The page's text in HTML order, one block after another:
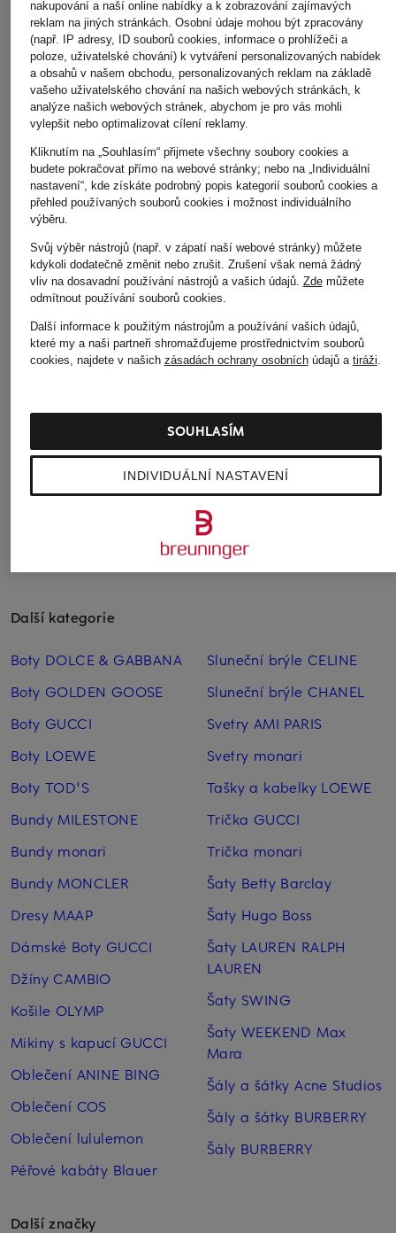
BOSS
2 160 Kč
BOSS
od 2 000 Kč
BOSS
Nejnižší cena:2 250
Další kategorie
Boty DOLCE & GABBANA
Boty GOLDEN GOOSE
Boty GUCCI
Boty LOEWE
Boty TOD'S
Bundy MILESTONE
Bundy monari
Bundy MONCLER
Dresy MAAP
Dámské Boty GUCCI
Džíny CAMBIO
Košile OLYMP
Mikiny s kapucí GUCCI
Oblečení ANINE BING
Oblečení COS
Oblečení lululemon
Péřové kabáty Blauer
Sluneční brýle CELINE
Sluneční brýle CHANEL
Svetry AMI PARIS
Svetry monari
Tašky a kabelky LOEWE
Trička GUCCI
Trička monari
Šaty Betty Barclay
Šaty Hugo Boss
Šaty LAUREN RALPH
LAUREN
Šaty SWING
Šaty WEEKEND Max
Mara
Šály a šátky Acne Studios
Šály a šátky BURBERRY
Šály BURBERRY
Další značky
nakupování a naší online nabídky a k zobrazování zajímavých
reklam na jiných stránkách. Osobní údaje mohou být zpracovány
(např. IP adresy, ID souborů cookies, informace o prohlížeči a
poloze, uživatelské chování) k vytváření personalizovaných nabídek
a obsahů v našem obchodu, personalizovaných reklam na základě
vašeho uživatelského chování na našich webových stránkách, k
analýze našich webových stránek, abychom je pro vás mohli
vylepšit nebo optimalizovat cílení reklamy.
Kliknutím na „Souhlasím“ přijmete všechny soubory cookies a
budete pokračovat přímo na webové stránky; nebo na „Individuální
nastavení“, kde získáte podrobný popis kategorií souborů cookies a
přehled používaných souborů cookies i možnost individuálního
výběru.
Svůj výběr nástrojů (např. v zápatí naší webové stránky) můžete
kdykoli dodatečně změnit nebo zrušit. Zrušení však nemá žádný
vliv na dosavadní používání nástrojů a vašich údajů. Zdemůžete
odmítnout používání souborů cookies.
Další informace k použitým nástrojům a používání vašich údajů,
které my a naši partneři shromažďujeme prostřednictvím souborů
cookies, najdete v našich zásadách ochrany osobníchúdajů a tiráži.
INDIVIDUÁLNÍ NASTAVENÍ
SOUHLASÍM